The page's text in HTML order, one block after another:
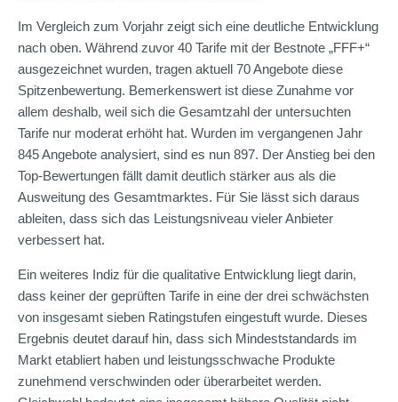
Im Vergleich zum Vorjahr zeigt sich eine deutliche Entwicklung
nach oben. Während zuvor 40 Tarife mit der Bestnote „FFF+“
ausgezeichnet wurden, tragen aktuell 70 Angebote diese
Spitzenbewertung. Bemerkenswert ist diese Zunahme vor
allem deshalb, weil sich die Gesamtzahl der untersuchten
Tarife nur moderat erhöht hat. Wurden im vergangenen Jahr
845 Angebote analysiert, sind es nun 897. Der Anstieg bei den
Top-Bewertungen fällt damit deutlich stärker aus als die
Ausweitung des Gesamtmarktes. Für Sie lässt sich daraus
ableiten, dass sich das Leistungsniveau vieler Anbieter
verbessert hat.
Ein weiteres Indiz für die qualitative Entwicklung liegt darin,
dass keiner der geprüften Tarife in eine der drei schwächsten
von insgesamt sieben Ratingstufen eingestuft wurde. Dieses
Ergebnis deutet darauf hin, dass sich Mindeststandards im
Markt etabliert haben und leistungsschwache Produkte
zunehmend verschwinden oder überarbeitet werden.